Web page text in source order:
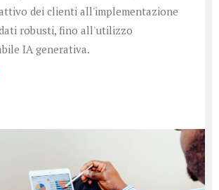
dei clienti all'implementazione
robusti, fino all'utilizzo
IA generativa.